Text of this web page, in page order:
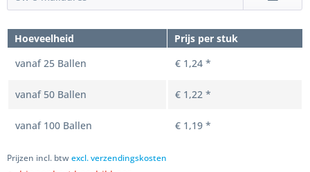
Hoeveelheid
Prijs per stuk
vanaf25 Ballen € 1,24 *
vanaf 50 Ballen € 1,22 *
vanaf 100 Ballen € 1,19 *
Prijzen incl. btwexcl. verzendingskosten